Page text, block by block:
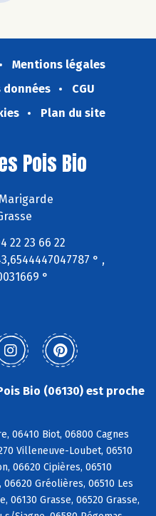
Mentions légales
CGU
Plan du site
Pois Bio
22 23 66 22
° ,
°
Bio (06130) est proche
06410 Biot, 06800 Cagnes
Villeneuve-Loubet, 06510
06620 Cipières, 06510
Gréolières, 06510 Les
06130 Grasse, 06520 Grasse,